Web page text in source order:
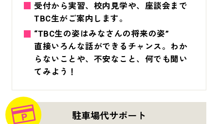
受付から実習、校内見学や、座談会まで
TBC生がご案内します。
“TBC生の姿はみなさんの将来の姿”
直接いろんな話ができるチャンス。わか
らないことや、不安なこと、何でも聞い
てみよう！
駐車場代サポート